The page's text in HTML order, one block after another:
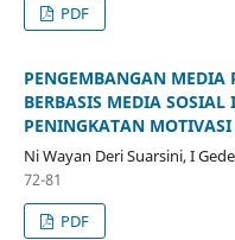
PDF
PENGEMBANGAN MEDIA
BERBASIS MEDIA
PENINGKATAN
Ni Wayan Deri Suarsini, I
72-81
PDF